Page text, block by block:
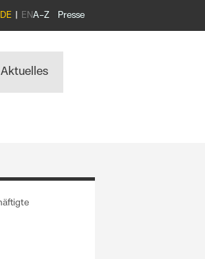
A–Z Presse
DE EN
Aktuelles